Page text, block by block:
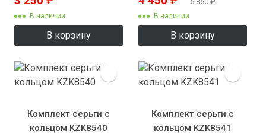
В наличии
В корзину
В наличии
В корзину
Комплект серьги с
кольцом KZK8540
Комплект серьги с
кольцом KZK8541